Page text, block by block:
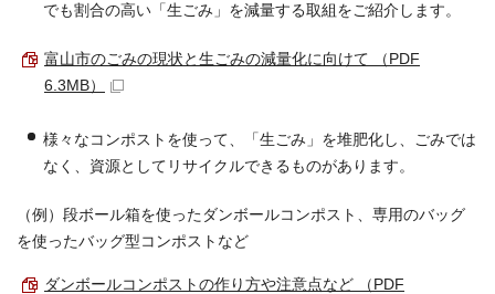
でも割合の高い「生ごみ」を減量する取組をご紹介します。
富山市のごみの現状と生ごみの減量化に向けて （PDF
6.3MB）
様々なコンポストを使って、「生ごみ」を堆肥化し、ごみでは
なく、資源としてリサイクルできるものがあります。
（例）段ボール箱を使ったダンボールコンポスト、専用のバッグ
を使ったバッグ型コンポストなど
ダンボールコンポストの作り方や注意点など （PDF